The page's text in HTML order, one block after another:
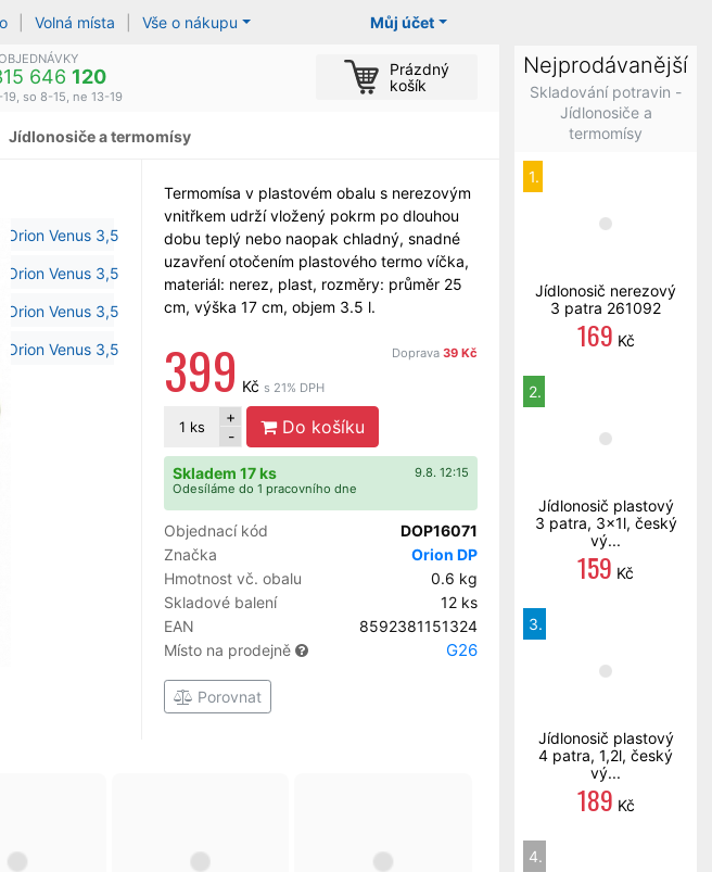
Můj účet
Volná místa Vše o nákupu
646 120
so 8-15, ne 13-19
Prázdný
košík
Jídlonosiče a termomísy
Termomísa v plastovém obalu s nerezovým
vnitřkem udrží vložený pokrm po dlouhou
dobu teplý nebo naopak chladný, snadné
uzavření otočením plastového termo víčka,
materiál: nerez, plast, rozměry: průměr 25
cm, výška 17 cm, objem 3.5 l.
Doprava 39 Kč
399 Kč s 21% DPH
1 ks
+
-
Do košíku
9.8. 12:15
Skladem 17 ks
Odesíláme do 1 pracovního dne
Objednací kód
DOP16071
Značka
Orion DP
Hmotnost vč. obalu
0.6 kg
Skladové balení
12 ks
EAN
8592381151324
Místo na prodejně
G26
Porovnat
Nejprodávanější
Skladování potravin -
Jídlonosiče a
termomísy
1.
Jídlonosič nerezový
3 patra 261092
169 Kč
2.
Jídlonosič plastový
3 patra, 3x1l, český
vý...
159 Kč
3.
Jídlonosič plastový
4 patra, 1,2l, český
vý...
189 Kč
4.